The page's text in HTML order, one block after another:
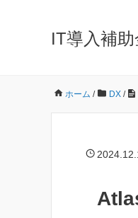
IT導入補
ホーム / DX /